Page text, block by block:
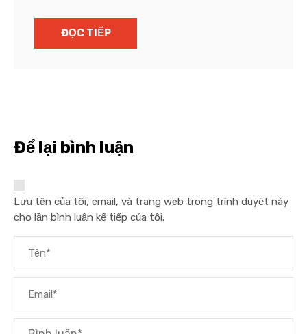
ĐỌC TIẾP
Để lại bình luận
Lưu tên của tôi, email, và trang web trong trình duyệt này
cho lần bình luận kế tiếp của tôi.